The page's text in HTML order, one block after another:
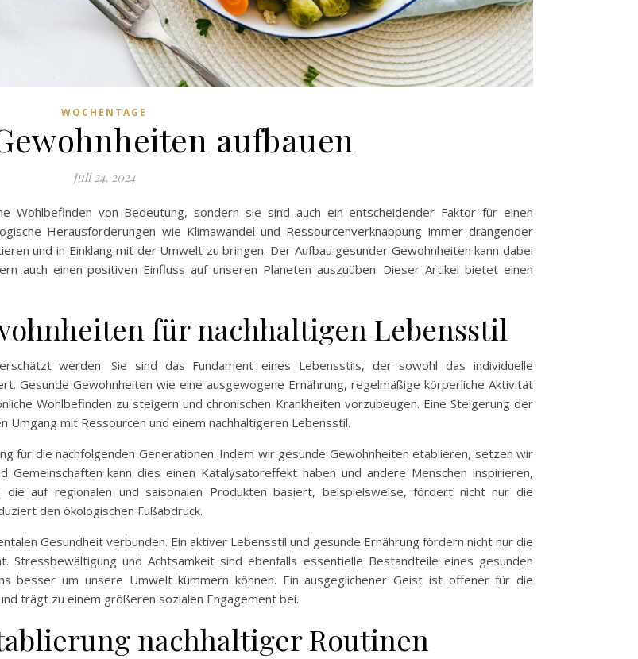
WOCHENTAGE
aufbauen
Juli 24, 2024
Wohlbefinden von Bedeutung, sondern sie sind auch ein entscheidender Faktor für einen
Herausforderungen wie Klimawandel und Ressourcenverknappung immer drängender
und in Einklang mit der Umwelt zu bringen. Der Aufbau gesunder Gewohnheiten kann dabei
auch einen positiven Einfluss auf unseren Planeten auszuüben. Dieser Artikel bietet einen
für nachhaltigen Lebensstil
werden. Sie sind das Fundament eines Lebensstils, der sowohl das individuelle
Gesunde Gewohnheiten wie eine ausgewogene Ernährung, regelmäßige körperliche Aktivität
Wohlbefinden zu steigern und chronischen Krankheiten vorzubeugen. Eine Steigerung der
mit Ressourcen und einem nachhaltigeren Lebensstil.
für die nachfolgenden Generationen. Indem wir gesunde Gewohnheiten etablieren, setzen wir
Gemeinschaften kann dies einen Katalysatoreffekt haben und andere Menschen inspirieren,
die auf regionalen und saisonalen Produkten basiert, beispielsweise, fördert nicht nur die
den ökologischen Fußabdruck.
Gesundheit verbunden. Ein aktiver Lebensstil und gesunde Ernährung fördern nicht nur die
Stressbewältigung und Achtsamkeit sind ebenfalls essentielle Bestandteile eines gesunden
besser um unsere Umwelt kümmern können. Ein ausgeglichener Geist ist offener für die
trägt zu einem größeren sozialen Engagement bei.
nachhaltiger Routinen